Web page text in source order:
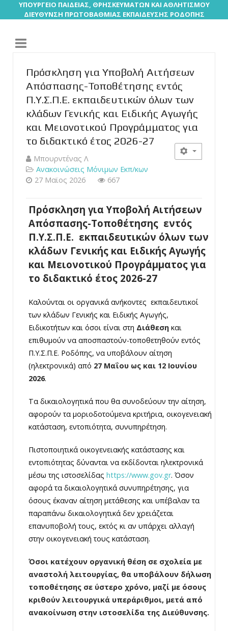
ΥΠΟΥΡΓΕΙΟ ΠΑΙΔΕΙΑΣ, ΘΡΗΣΚΕΥΜΑΤΩΝ ΚΑΙ ΑΘΛΗΤΙΣΜΟΥ
ΔΙΕΥΘΥΝΣΗ ΠΡΩΤΟΒΑΘΜΙΑΣ ΕΚΠΑΙΔΕΥΣΗΣ ΡΟΔΟΠΗΣ
Πρόσκληση για Υποβολή Αιτήσεων
Απόσπασης-Τοποθέτησης εντός
Π.Υ.Σ.Π.Ε. εκπαιδευτικών όλων των
κλάδων Γενικής και Ειδικής Αγωγής
και Μειονοτικού Προγράμματος για
το διδακτικό έτος 2026-27
Μπουρντένας Λ
Ανακοινώσεις Μόνιμων Εκπ/κων
27 Μαϊος 2026
667
Πρόσκληση για Υποβολή Αιτήσεων
Απόσπασης-Τοποθέτησης εντός
Π.Υ.Σ.Π.Ε. εκπαιδευτικών όλων των
κλάδων Γενικής και Ειδικής Αγωγής
και Μειονοτικού Προγράμματος για
το διδακτικό έτος 2026-27
Καλούνται οι οργανικά ανήκοντες εκπαιδευτικοί
των κλάδων Γενικής και Ειδικής Αγωγής,
Ειδικοτήτων και όσοι είναι στη Διάθεση και
επιθυμούν να αποσπαστούν-τοποθετηθούν εντός
Π.Υ.Σ.Π.Ε. Ροδόπης, να υποβάλουν αίτηση
(ηλεκτρονικά) από 27 Μαΐου ως και 12 Ιουνίου
2026.
Tα δικαιολογητικά που θα συνοδεύουν την αίτηση,
αφορούν τα μοριοδοτούμενα κριτήρια, οικογενειακή
κατάσταση, εντοπιότητα, συνυπηρέτηση.
Πιστοποιητικά οικογενειακής κατάστασης και
εντοπιότητας δύνανται να εκδίδονται ηλεκτρονικά
μέσω της ιστοσελίδας https://www.gov.gr. Όσον
αφορά τα δικαιολογητικά συνυπηρέτησης, για
όσους έκαναν αίτηση μετάθεσης και υπέβαλαν τα
παραπάνω δικαιολογητικά δεν χρειάζεται
επανυποβολή τους, εκτός κι αν υπάρχει αλλαγή
στην οικογενειακή τους κατάσταση.
Όσοι κατέχουν οργανική θέση σε σχολεία με
αναστολή λειτουργίας, θα υποβάλουν δήλωση
τοποθέτησης σε ύστερο χρόνο, μαζί με όσους
κριθούν λειτουργικά υπεράριθμοι, μετά από
ανακοίνωση στην ιστοσελίδα της Διεύθυνσης.